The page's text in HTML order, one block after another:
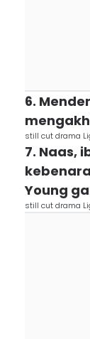
6.
still cut drama
7. Naas,
Young
still cut drama